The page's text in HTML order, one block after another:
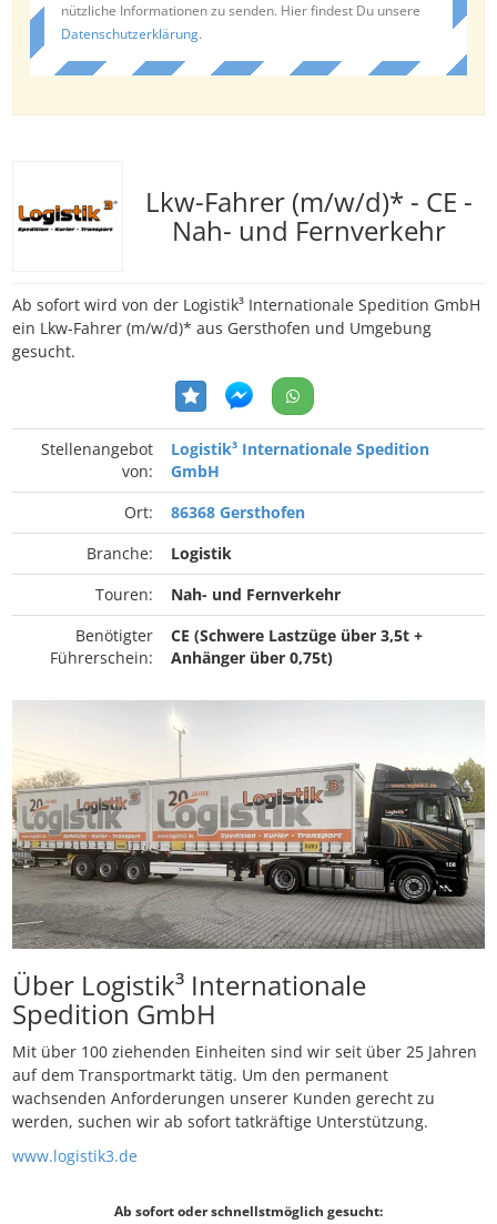
nützliche Informationen zu senden. Hier findest Du unsere
Datenschutzerklärung.
Lkw-Fahrer (m/w/d)* - CE -
Nah- und Fernverkehr
Ab sofort wird von der Logistik³ Internationale Spedition GmbH
ein Lkw-Fahrer (m/w/d)* aus Gersthofen und Umgebung
gesucht.
Stellenangebot
von:
Logistik³ Internationale Spedition
GmbH
Ort:
86368 Gersthofen
Branche:
Logistik
Touren:
Nah- und Fernverkehr
Benötigter
Führerschein:
CE (Schwere Lastzüge über 3,5t +
Anhänger über 0,75t)
Über Logistik³ Internationale
Spedition GmbH
Mit über 100 ziehenden Einheiten sind wir seit über 25 Jahren
auf dem Transportmarkt tätig. Um den permanent
wachsenden Anforderungen unserer Kunden gerecht zu
werden, suchen wir ab sofort tatkräftige Unterstützung.
www.logistik3.de
Ab sofort oder schnellstmöglich gesucht: